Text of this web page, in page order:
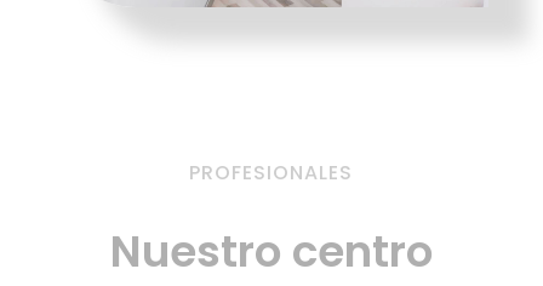
PROFESIONALES
Nuestro centro